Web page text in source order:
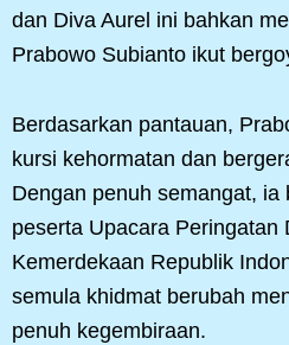
dan Diva Aurel ini bahkan
Prabowo Subianto ikut
Berdasarkan pantauan,
kursi kehormatan dan
Dengan penuh semangat,
peserta Upacara Peringatan
Kemerdekaan Republik
semula khidmat berubah
penuh kegembiraan.